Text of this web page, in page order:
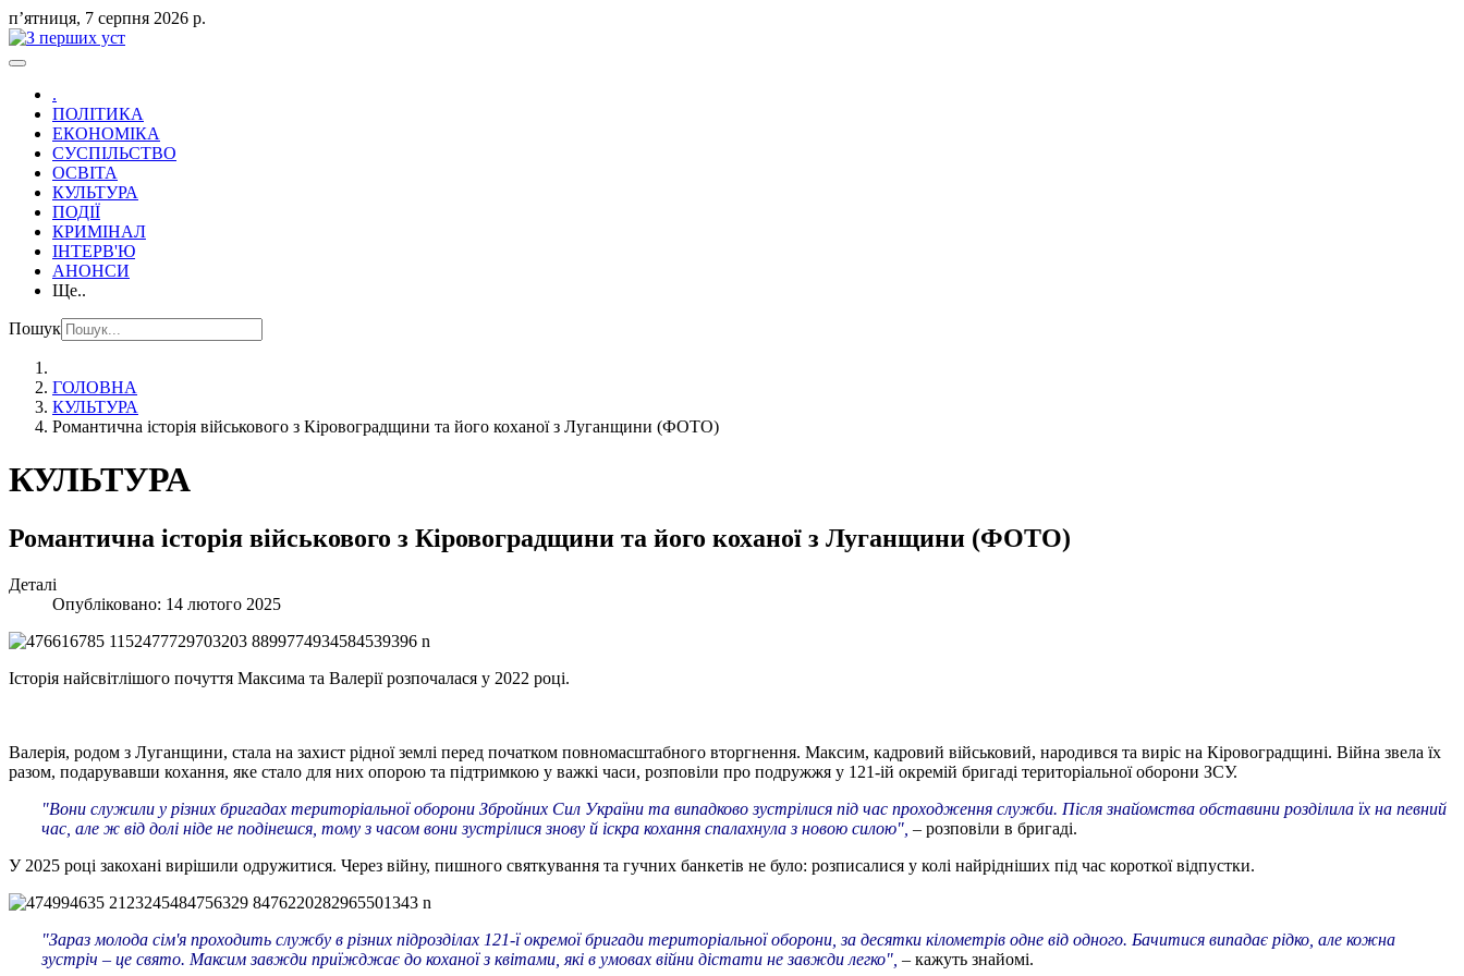
пʼятниця, 7 серпня 2026 р.
.
ПОЛІТИКА
ЕКОНОМІКА
СУСПІЛЬСТВО
ОСВІТА
КУЛЬТУРА
ПОДІЇ
КРИМІНАЛ
ІНТЕРВ'Ю
АНОНСИ
Ще..
Пошук
ГОЛОВНА
КУЛЬТУРА
Романтична історія військового з Кіровоградщини та його коханої з Луганщини (ФОТО)
КУЛЬТУРА
Романтична історія військового з Кіровоградщини та його коханої з Луганщини (ФОТО)
Деталі
Опубліковано: 14 лютого 2025
Історія найсвітлішого почуття Максима та Валерії розпочалася у 2022 році.
Валерія, родом з Луганщини, стала на захист рідної землі перед початком повномасштабного вторгнення. Максим, кадровий військовий, народився та виріс на Кіровоградщині. Війна звела їх
разом, подарувавши кохання, яке стало для них опорою та підтримкою у важкі часи, розповіли про подружжя у 121-ій окремій бригаді територіальної оборони ЗСУ.
"Вони служили у різних бригадах територіальної оборони Збройних Сил України та випадково зустрілися під час проходження служби. Після знайомства обставини розділила їх на певний
час, але ж від долі ніде не подінешся, тому з часом вони зустрілися знову й іскра кохання спалахнула з новою силою", – розповіли в бригаді.
У 2025 році закохані вирішили одружитися. Через війну, пишного святкування та гучних банкетів не було: розписалися у колі найрідніших під час короткої відпустки.
"Зараз молода сім'я проходить службу в різних підрозділах 121-ї окремої бригади територіальної оборони, за десятки кілометрів одне від одного. Бачитися випадає рідко, але кожна
зустріч – це свято. Максим завжди приїжджає до коханої з квітами, які в умовах війни дістати не завжди легко", – кажуть знайомі.